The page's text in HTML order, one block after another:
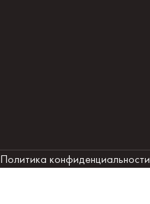
Политика конфиденциальности